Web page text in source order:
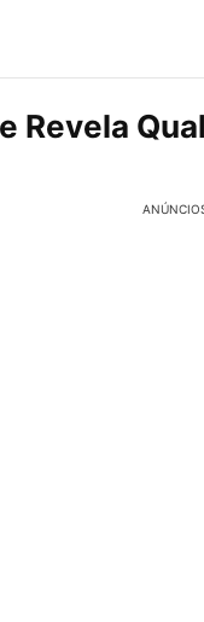
Revela